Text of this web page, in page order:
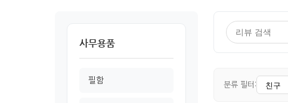
사무용품
필함 분류 필터: